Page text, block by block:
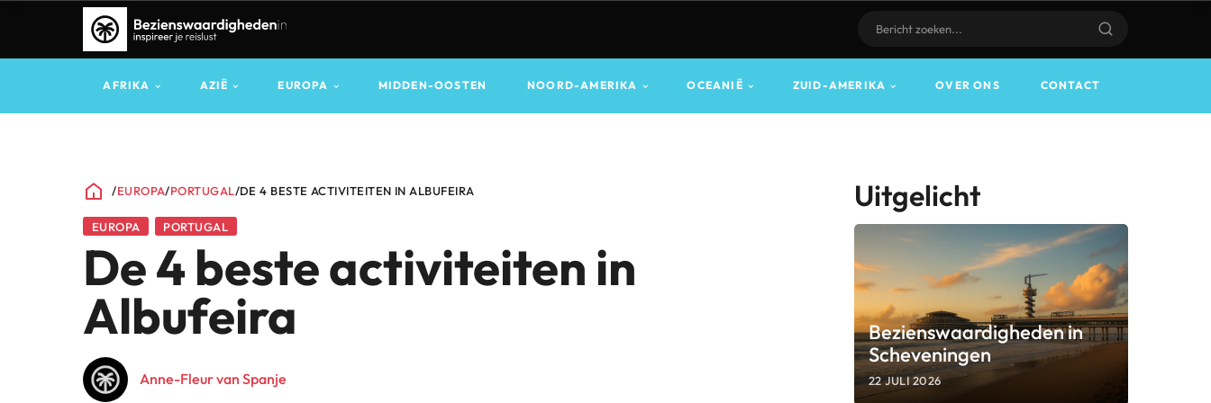
AFRIKA AZIË EUROPA MIDDEN-OOSTEN NOORD-AMERIKA OCEANIË ZUID-AMERIKA OVER ONS CONTACT
/EUROPA/PORTUGAL/DE 4 BESTE ACTIVITEITEN IN ALBUFEIRA
EUROPA PORTUGAL
De 4 beste activiteiten in
Albufeira
Anne-Fleur van Spanje
Uitgelicht
Bezienswaardigheden in
Scheveningen
22 JULI 2026